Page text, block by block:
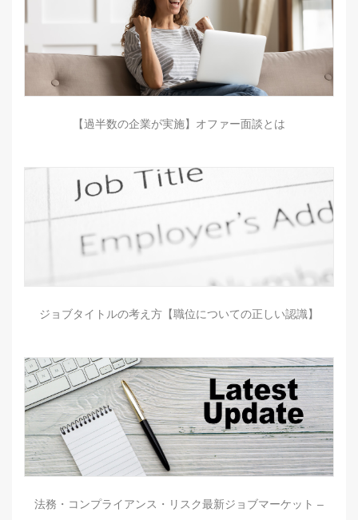
【過半数の企業が実施】オファー面談とは
ジョブタイトルの考え方【職位についての正しい認識】
法務・コンプライアンス・リスク最新ジョブマーケット –